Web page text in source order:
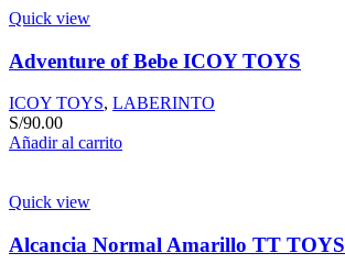
Quick view
Adventure of Bebe ICOY TOYS
ICOY TOYS, LABERINTO
S/90.00
Añadir al carrito
Quick view
Alcancia Normal Amarillo TT TOYS